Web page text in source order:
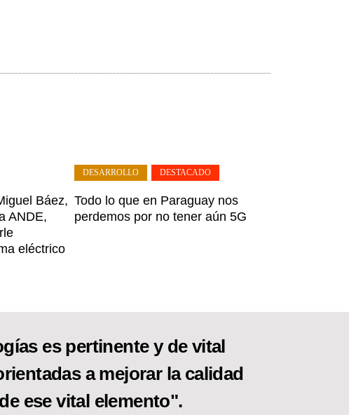
Báez,
ANDE,
eléctrico
Todo lo que en Paraguay nos
perdemos por no tener aún 5G
DESARROLLO DESTACADO
es pertinente y de vital
a mejorar la calidad
ese vital elemento".